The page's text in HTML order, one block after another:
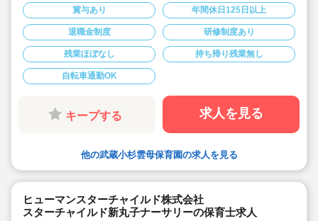
連休）も取得可能です♪
◆雲母保育園は60名以下のコンパクトなサイズの園にな
ります
◆仕事もプライベートも両立出来ます。
◆残業少な目です（サービス残業・持ち帰り業務をしな
い仕組みになっています。平均残業 月4.7時間！）
◆行事は最低限です！行事に追われることはありませ
ん。
◆日々の保育を大切に楽しくお仕事出来ます（行事準
備・書き物類軽減されています）
◆ピアノが弾けなくてOKです。（得意分野を活かして頂
く方針です
◆保育以外の業務量が不安な方も安心です。（ICTシステ
ム導入で業務効率化が図れています）
輩社員が徹底サポートします）
◆ベネフィットステーション（飲食店,宿泊・レジャー施
設などの割引）
◆永年勤続表彰（勤続10年を迎える正社員に、賞与とリ
フレッシュ休暇が出ます）
賞与あり 年間休日125日以上
退職金制度 研修制度あり
残業ほぼなし 持ち帰り残業無し
自転車通勤OK
キープする 求人を見る
他の武蔵小杉雲母保育園の求人を見る
ヒューマンスターチャイルド株式会社
スターチャイルド新丸子ナーサリーの保育士求人